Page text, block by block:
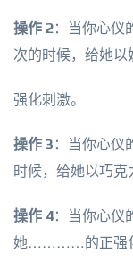
操作 2：当你心仪
次的时候，给她以
强化刺激。
操作 3 ：当你心仪
时候，给她以巧克
操作 4：当你心
她…………的正强化